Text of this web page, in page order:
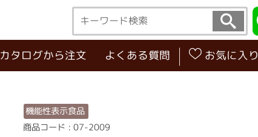
タログから注文 よくある質問 お気に入り
機能性表示食品
商品コード : 07-2009